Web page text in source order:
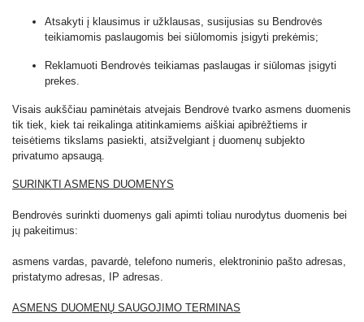
Atsakyti į klausimus ir užklausas, susijusias su Bendrovės
teikiamomis paslaugomis bei siūlomomis įsigyti prekėmis;
Reklamuoti Bendrovės teikiamas paslaugas ir siūlomas įsigyti
prekes.
Visais aukščiau paminėtais atvejais Bendrovė tvarko asmens duomenis
tik tiek, kiek tai reikalinga atitinkamiems aiškiai apibrėžtiems ir
teisėtiems tikslams pasiekti, atsižvelgiant į duomenų subjekto
privatumo apsaugą.
SURINKTI ASMENS DUOMENYS
Bendrovės surinkti duomenys gali apimti toliau nurodytus duomenis bei
jų pakeitimus:
asmens vardas, pavardė, telefono numeris, elektroninio pašto adresas,
pristatymo adresas, IP adresas.
ASMENS DUOMENŲ SAUGOJIMO TERMINAS